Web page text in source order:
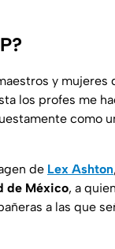
y mujeres
los profes me
como
de Lex Ashton
de México, a
a las que